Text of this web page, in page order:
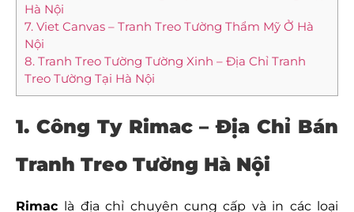
Hà Nội
7. Viet Canvas – Tranh Treo Tường Thẩm Mỹ Ở Hà
Nội
8. Tranh Treo Tường Tường Xinh – Địa Chỉ Tranh
Treo Tường Tại Hà Nội
1. Công Ty Rimac – Địa Chỉ Bán
Tranh Treo Tường Hà Nội
Rimac là địa chỉ chuyên cung cấp và in các loại